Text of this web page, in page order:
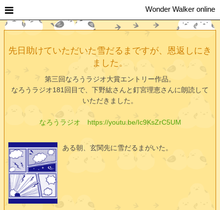
Wonder Walker online
先日助けていただいた雪だるまですが、恩返しにき
ました。
第三回なろうラジオ大賞エントリー作品。
なろうラジオ181回目で、下野紘さんと釘宮理恵さんに朗読して
いただきました。
なろうラジオ https://youtu.be/Ic9KsZrC5UM
ある朝、玄関先に雪だるまがいた。